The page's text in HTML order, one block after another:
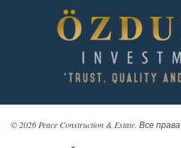
© 2026 Peace Construction & Estate. Все